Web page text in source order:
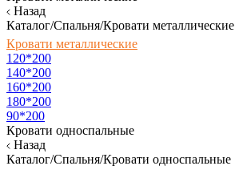
Назад
Каталог/Спальня/Кровати металлические
Кровати металлические
120*200
140*200
160*200
180*200
90*200
Кровати односпальные
Назад
Каталог/Спальня/Кровати односпальные